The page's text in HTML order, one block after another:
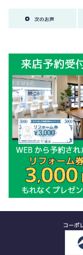
次のお声
コーポ